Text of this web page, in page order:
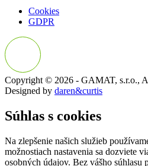
Cookies
GDPR
Copyright © 2026 - GAMAT, s.r.o.,
Designed by daren&curtis
Súhlas s cookies
Na zlepšenie našich služieb
možnostiach nastavenia sa dozviete
osobných údajov. Bez vášho súhlasu